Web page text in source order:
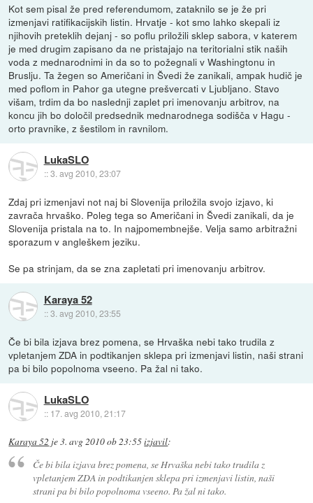
Kot sem pisal že pred referendumom, zataknilo se je že pri
izmenjavi ratifikacijskih listin. Hrvatje - kot smo lahko skepali iz
njihovih preteklih dejanj - so poflu priložili sklep sabora, v katerem
je med drugim zapisano da ne pristajajo na teritorialni stik naših
voda z mednarodnimi in da so to požegnali v Washingtonu in
Bruslju. Ta žegen so Američani in Švedi že zanikali, ampak hudič je
med poflom in Pahor ga utegne prešvercati v Ljubljano. Stavo
višam, trdim da bo naslednji zaplet pri imenovanju arbitrov, na
koncu jih bo določil predsednik mednarodnega sodišča v Hagu -
orto pravnike, z šestilom in ravnilom.
LukaSLO
::3. avg 2010, 23:07
Zdaj pri izmenjavi not naj bi Slovenija priložila svojo izjavo, ki
zavrača hrvaško. Poleg tega so Američani in Švedi zanikali, da je
Slovenija pristala na to. In najpomembnejše. Velja samo arbitražni
sporazum v angleškem jeziku.
Se pa strinjam, da se zna zapletati pri imenovanju arbitrov.
Karaya 52
::3. avg 2010, 23:55
Če bi bila izjava brez pomena, se Hrvaška nebi tako trudila z
vpletanjem ZDA in podtikanjen sklepa pri izmenjavi listin, naši strani
pa bi bilo popolnoma vseeno. Pa žal ni tako.
LukaSLO
:: 17. avg 2010, 21:17
Karaya 52 je3. avg 2010 ob 23:55izjavil:
Če bi bila izjava brez pomena, se Hrvaška nebi tako trudila z
vpletanjem ZDA in podtikanjen sklepa pri izmenjavi listin, naši
strani pa bi bilo popolnoma vseeno. Pa žal ni tako.